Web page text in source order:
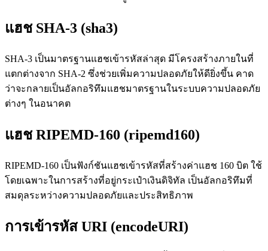
แฮช SHA-3 (sha3)
SHA-3 เป็นมาตรฐานแฮชเข้ารหัสล่าสุด มีโครงสร้างภายในที่
แตกต่างจาก SHA-2 ซึ่งช่วยเพิ่มความปลอดภัยให้ดียิ่งขึ้น คาด
ว่าจะกลายเป็นอัลกอริทึมแฮชมาตรฐานในระบบความปลอดภัย
ต่างๆ ในอนาคต
แฮช RIPEMD-160 (ripemd160)
RIPEMD-160 เป็นฟังก์ชันแฮชเข้ารหัสที่สร้างค่าแฮช 160 บิต ใช้
โดยเฉพาะในการสร้างที่อยู่กระเป๋าเงินดิจิทัล เป็นอัลกอริทึมที่
สมดุลระหว่างความปลอดภัยและประสิทธิภาพ
การเข้ารหัส URI (encodeURI)